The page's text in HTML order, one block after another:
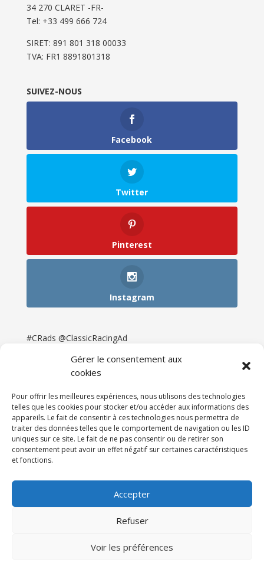
Gérer le consentement aux
cookies
Pour offrir les meilleures expériences, nous utilisons des technologies
telles que les cookies pour stocker et/ou accéder aux informations des
appareils. Le fait de consentir à ces technologies nous permettra de
traiter des données telles que le comportement de navigation ou les ID
uniques sur ce site. Le fait de ne pas consentir ou de retirer son
consentement peut avoir un effet négatif sur certaines caractéristiques
et fonctions.
Accepter
Refuser
Voir les préférences
34 270 CLARET -FR-
Tel: ‭+33 499 666 724‬
SIRET: 891 801 318 00033
TVA: FR1 8891801318
SUIVEZ-NOUS
Facebook
Twitter
Pinterest
Instagram
#CRads @ClassicRacingAd
Newsletter & Presse
Partenaires
Tarifs
Espace Client
121DigitalGroup |